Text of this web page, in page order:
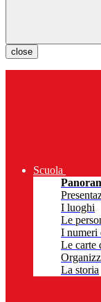
close
Scuola
I luoghi
Le
I numeri
Le carte
La storia